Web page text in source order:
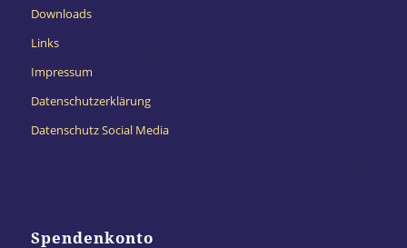
Downloads
Links
Impressum
Datenschutzerklärung
Datenschutz Social Media
Spendenkonto